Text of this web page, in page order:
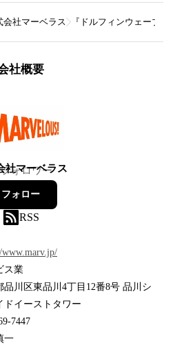
会社マーベラス 『ドルフィンウェーブ
社概要
社マーベラス
フォロワー
フォロー
RSS
www.marv.jp/
ス業
品川区東品川4丁目12番8号 品川シ
ドイーストタワー
7447
一